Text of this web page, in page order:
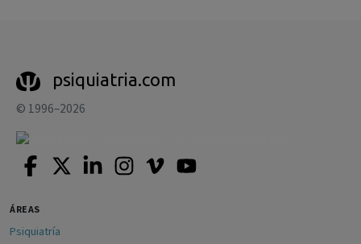
psiquiatria.com
© 1996–2026
ÁREAS
Psiquiatría